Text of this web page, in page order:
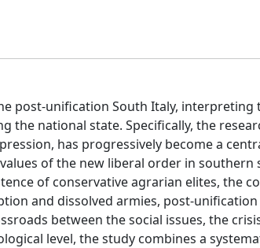
post-unification South Italy,
national state. Specifically, the
has progressively become a
of the new liberal order in southern
of conservative agrarian elites, the
and dissolved armies, post-
between the social issues, the
level, the study combines a